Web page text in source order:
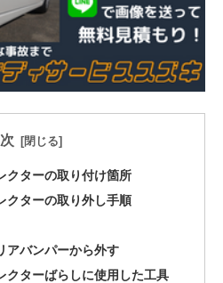
クターの取り付け箇所
クターの取り外し手順
アバンパーから外す
クターばらしに使用した工具